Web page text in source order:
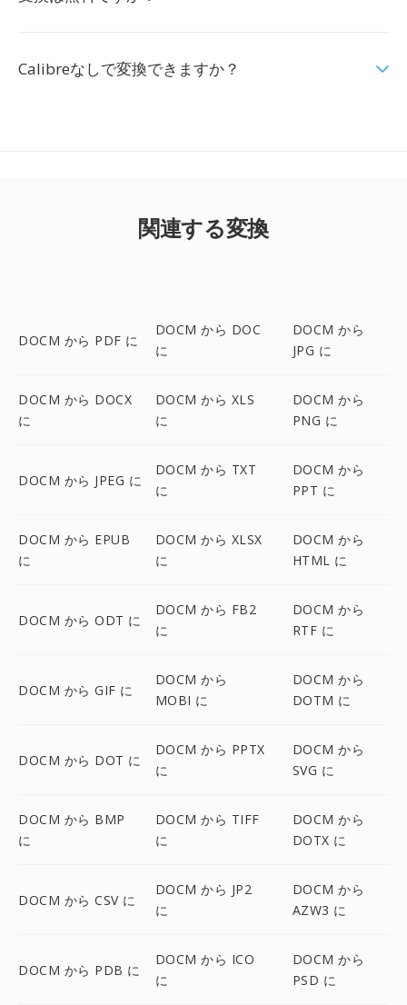
Calibreなしで変換できますか？
関連する変換
DOCM から PDF に
DOCM から DOC
に
DOCM から
JPG に
DOCM から DOCX
に
DOCM から XLS
に
DOCM から
PNG に
DOCM から JPEG に
DOCM から TXT
に
DOCM から
PPT に
DOCM から EPUB
に
DOCM から XLSX
に
DOCM から
HTML に
DOCM から ODT に
DOCM から FB2
に
DOCM から
RTF に
DOCM から GIF に
DOCM から
MOBI に
DOCM から
DOTM に
DOCM から DOT に
DOCM から PPTX
に
DOCM から
SVG に
DOCM から BMP
に
DOCM から TIFF
に
DOCM から
DOTX に
DOCM から CSV に
DOCM から JP2
に
DOCM から
AZW3 に
DOCM から PDB に
DOCM から ICO
に
DOCM から
PSD に